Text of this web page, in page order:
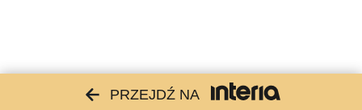
PRZEJDŹ NA